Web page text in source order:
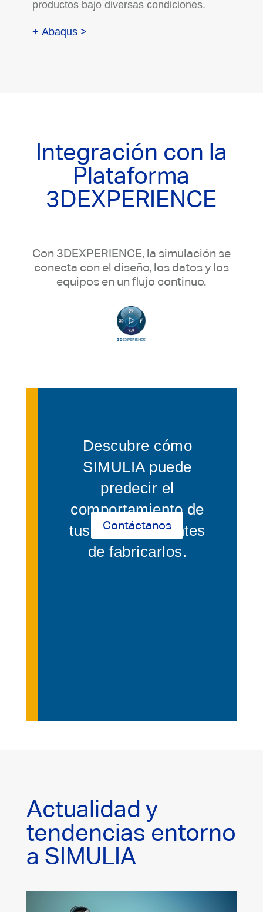
productos bajo diversas condiciones.
+ Abaqus >
Integración con la
Plataforma
3DEXPERIENCE
Con 3DEXPERIENCE, la simulación se
conecta con el diseño, los datos y los
equipos en un flujo continuo.
Descubre cómo
SIMULIA puede
predecir el
comportamiento de
tus productos antes
de fabricarlos.
Contáctanos
Actualidad y
tendencias entorno
a SIMULIA